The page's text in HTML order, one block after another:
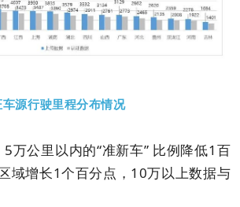
源行驶里程分布情况
万公里以内的“准新车” 比例降低1百
域增长1个百分点，10万以上数据与